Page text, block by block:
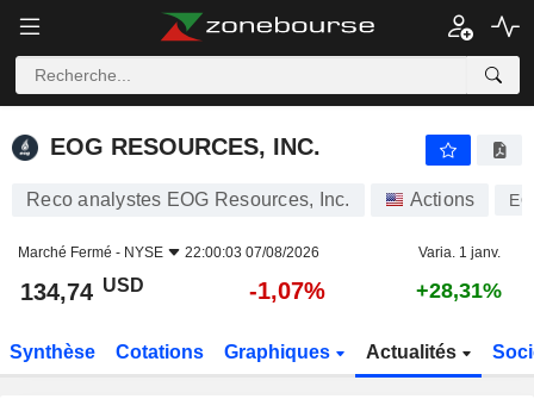
EOG RESOURCES, INC.
EOG RESOURCES, INC.
Reco analystes EOG Resources, Inc. Actions
Marché Fermé - NYSE 22:00:03 07/08/2026 Varia. 1 janv.
134,74 USD -1,07% +28,31%
Synthèse Cotations Graphiques Actualités